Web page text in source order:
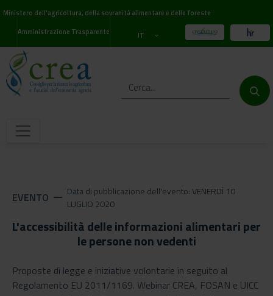
Ministero dell'agricoltura, della sovranità alimentare e delle foreste
Amministrazione Trasparente
IT
EVENTO remove Data di pubblicazione dell'evento: VENERDÌ 10
LUGLIO 2020
L'accessibilità delle informazioni alimentari per
le persone non vedenti
Proposte di legge e iniziative volontarie in seguito al
Regolamento EU 2011/1169. Webinar CREA, FOSAN e UICC